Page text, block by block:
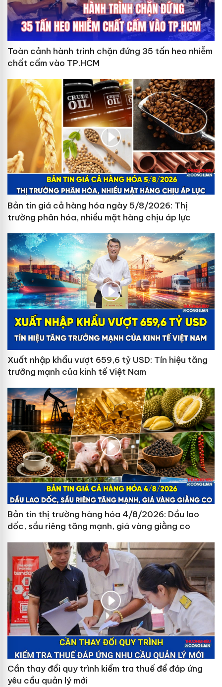
Toàn cảnh hành trình chặn đứng 35 tấn heo nhiễm
chất cấm vào TP.HCM
Bản tin giá cả hàng hóa ngày 5/8/2026: Thị
trường phân hóa, nhiều mặt hàng chịu áp lực
Xuất nhập khẩu vượt 659,6 tỷ USD: Tín hiệu tăng
trưởng mạnh của kinh tế Việt Nam
Bản tin thị trường hàng hóa 4/8/2026: Dầu lao
dốc, sầu riêng tăng mạnh, giá vàng giằng co
Cần thay đổi quy trình kiểm tra thuế để đáp ứng
yêu cầu quản lý mới